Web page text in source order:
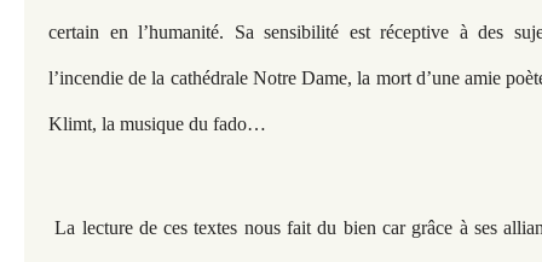
certain en l’humanité. Sa sensibilité est réceptive à des
l’incendie de la cathédrale Notre Dame, la mort d’une amie
Klimt, la musique du fado…
La lecture de ces textes nous fait du bien car grâce à ses